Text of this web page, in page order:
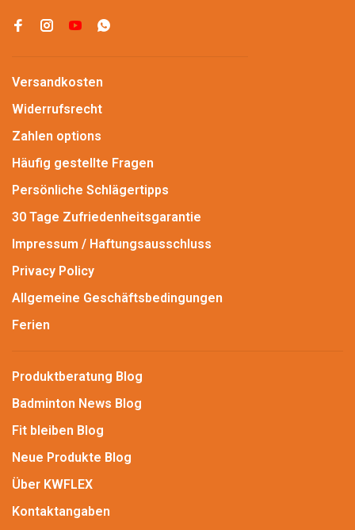
Versandkosten
Widerrufsrecht
Zahlen options
Häufig gestellte Fragen
Persönliche Schlägertipps
30 Tage Zufriedenheitsgarantie
Impressum / Haftungsausschluss
Privacy Policy
Allgemeine Geschäftsbedingungen
Ferien
Produktberatung Blog
Badminton News Blog
Fit bleiben Blog
Neue Produkte Blog
Über KWFLEX
Kontaktangaben